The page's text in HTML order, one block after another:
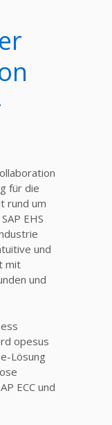
für die
rund um
EHS
und
mit
und
opesus
Lösung
ECC und